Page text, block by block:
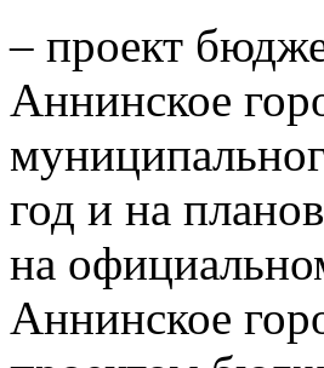
– проект
Аннинское
год и на
на
Аннинское